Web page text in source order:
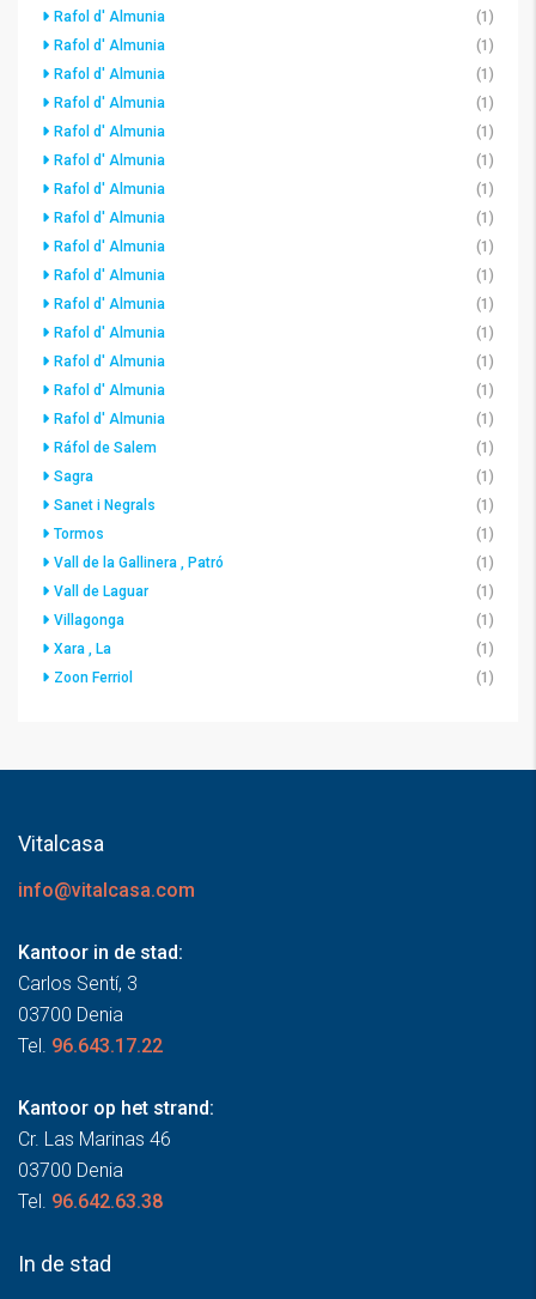
Rafol d' Almunia
(1)
Rafol d' Almunia
(1)
Rafol d' Almunia
(1)
Rafol d' Almunia
(1)
Rafol d' Almunia
(1)
Rafol d' Almunia
(1)
Rafol d' Almunia
(1)
Rafol d' Almunia
(1)
Rafol d' Almunia
(1)
Rafol d' Almunia
(1)
Rafol d' Almunia
(1)
Rafol d' Almunia
(1)
Rafol d' Almunia
(1)
Rafol d' Almunia
(1)
Rafol d' Almunia
(1)
Ráfol de Salem
(1)
Sagra
(1)
Sanet i Negrals
(1)
Tormos
(1)
Vall de la Gallinera , Patró
(1)
Vall de Laguar
(1)
Villagonga
(1)
Xara , La
(1)
Zoon Ferriol
(1)
Vitalcasa
info@vitalcasa.com
Kantoor in de stad:
Carlos Sentí, 3
03700 Denia
Tel. 96.643.17.22
Kantoor op het strand:
Cr. Las Marinas 46
03700 Denia
Tel. 96.642.63.38
In de stad